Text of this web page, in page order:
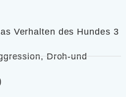
Verhalten des Hundes 3
Droh-und